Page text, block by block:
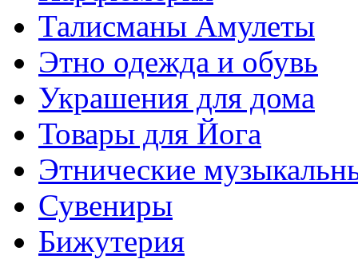
Талисманы Амулеты
Этно одежда и обувь
Украшения для дома
Товары для Йога
Этнические
Сувениры
Бижутерия